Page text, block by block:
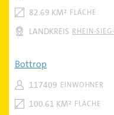
FLÄCHE
82.69 KM²
RHEIN-
LANDKREIS
Bottrop
EINWOHNER
117409
FLÄCHE
100.61 KM²